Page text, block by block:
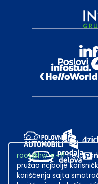
root@hw.rs:~#
pružao najbolje
korišćenja sajta